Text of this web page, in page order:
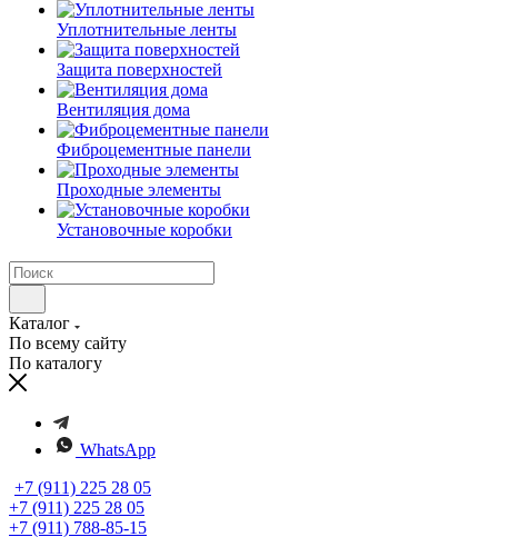
Уплотнительные ленты
Защита поверхностей
Вентиляция дома
Фиброцементные панели
Проходные элементы
Установочные коробки
Каталог
По всему сайту
По каталогу
WhatsApp
+7 (911) 225 28 05
+7 (911) 225 28 05
+7 (911) 788-85-15